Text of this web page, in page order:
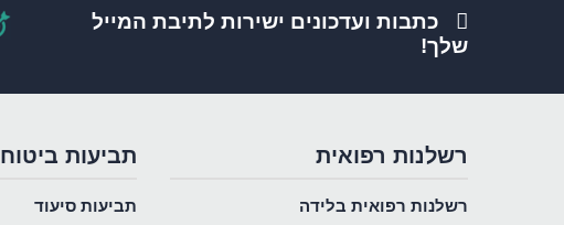
כתבות ועדכונים ישירות לתיבת המייל
שלך!
רשלנות רפואית
רשלנות רפואית בלידה
תביעות ביטוח
תביעות סיעוד